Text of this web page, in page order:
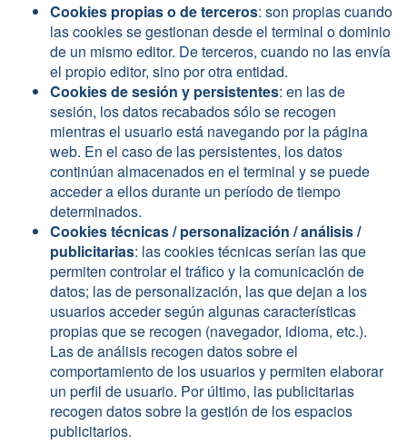
Cookies propias o de terceros: son propias cuando
las cookies se gestionan desde el terminal o dominio
de un mismo editor. De terceros, cuando no las envía
el propio editor, sino por otra entidad.
Cookies de sesión y persistentes: en las de
sesión, los datos recabados sólo se recogen
mientras el usuario está navegando por la página
web. En el caso de las persistentes, los datos
continúan almacenados en el terminal y se puede
acceder a ellos durante un período de tiempo
determinados.
Cookies técnicas / personalización / análisis /
publicitarias: las cookies técnicas serían las que
permiten controlar el tráfico y la comunicación de
datos; las de personalización, las que dejan a los
usuarios acceder según algunas características
propias que se recogen (navegador, idioma, etc.).
Las de análisis recogen datos sobre el
comportamiento de los usuarios y permiten elaborar
un perfil de usuario. Por último, las publicitarias
recogen datos sobre la gestión de los espacios
publicitarios.